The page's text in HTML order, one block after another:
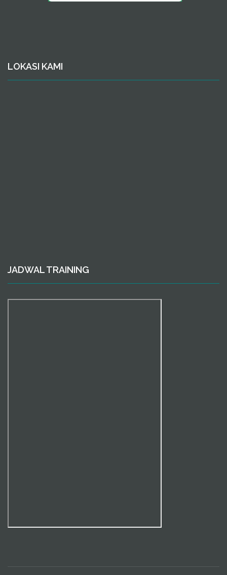
LOKASI KAMI
JADWAL TRAINING